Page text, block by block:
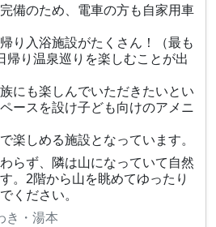
備のため、電車の方も自家用車
り入浴施設がたくさん！（最も
帰り温泉巡りを楽しむことが出
にも楽しんでいただきたいとい
ースを設け子ども向けのアメニ
楽しめる施設となっています。
らず、隣は山になっていて自然
。2階から山を眺めてゆったり
ください。
き・湯本